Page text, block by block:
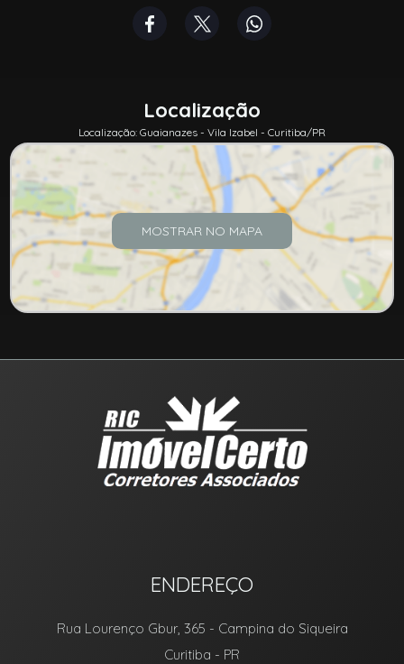
Localização
Localização: Guaianazes - Vila Izabel - Curitiba/PR
MOSTRAR NO MAPA
ENDEREÇO
Rua Lourenço Gbur, 365 - Campina do Siqueira
Curitiba - PR